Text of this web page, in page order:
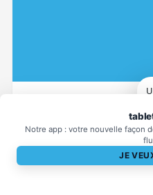
La rubrique Tests
tous formats confondus :
Notre app : votre nouvelle façon
JE